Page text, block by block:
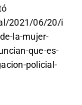
2021/06/20/i
la-mujer-
que-es-
policial-